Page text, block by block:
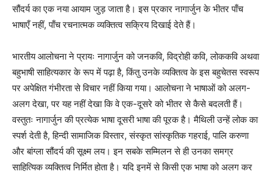
सौंदर्य का एक नया आयाम जुड़ जाता है। इस प्रकार नागार्जुन के भीतर पाँच
भाषाएँ नहीं, पाँच रचनात्मक व्यक्तित्व सक्रिय दिखाई देते हैं।
भारतीय आलोचना ने प्रायः नागार्जुन को जनकवि, विद्रोही कवि, लोककवि अथवा
बहुभाषी साहित्यकार के रूप में पढ़ा है, किंतु उनके व्यक्तित्व के इस बहुचेतस स्वरूप
पर अपेक्षित गंभीरता से विचार नहीं किया गया। आलोचना ने भाषाओं को अलग-
अलग देखा, पर यह नहीं देखा कि वे एक-दूसरे को भीतर से कैसे बदलती हैं।
वस्तुतः नागार्जुन की प्रत्येक भाषा दूसरी भाषा की पूरक है। मैथिली उन्हें लोक का
स्पर्श देती है, हिन्दी सामाजिक विस्तार, संस्कृत सांस्कृतिक गहराई, पालि करुणा
और बांग्ला सौंदर्य की सूक्ष्म लय। इन सबके सम्मिलन से ही उनका समग्र
साहित्यिक व्यक्तित्व निर्मित होता है। यदि इनमें से किसी एक भाषा को अलग कर